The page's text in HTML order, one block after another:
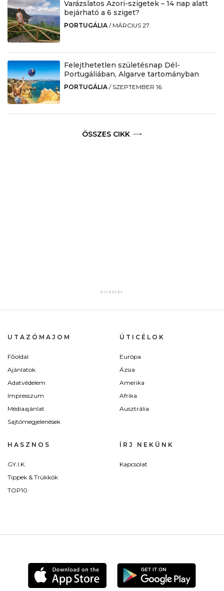
Varázslatos Azori-szigetek – 14 nap alatt
bejárható a 6 sziget?
PORTUGÁLIA / MÁRCIUS 27.
Felejthetetlen születésnap Dél-
Portugáliában, Algarve tartományban
PORTUGÁLIA / SZEPTEMBER 16.
ÖSSZES CIKK
UTAZÓMAJOM
Főoldal
Ajánlatok
Adatvédelem
Impresszum
Médiaajánlat
Sajtómegjelenések
ÚTICÉLOK
Európa
Ázsia
Amerika
Afrika
Ausztrália
HASZNOS
GY.I.K.
Tippek & Trükkök
TOP10
ÍRJ NEKÜNK
Kapcsolat